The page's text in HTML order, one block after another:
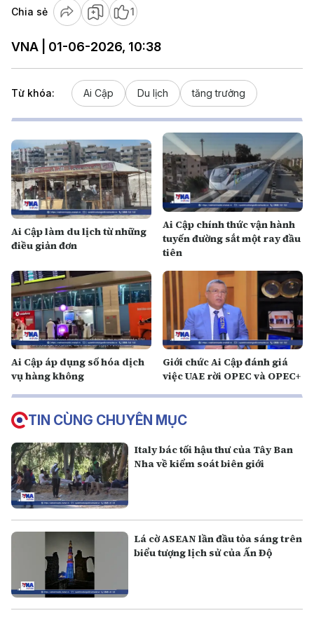
Chia sẻ 1
VNA | 01-06-2026, 10:38
Từ khóa: Ai Cập Du lịch tăng trưởng
Ai Cập làm du lịch từ những
điều giản đơn
Ai Cập chính thức vận hành
tuyến đường sắt một ray đầu
tiên
Ai Cập áp dụng số hóa dịch
vụ hàng không
Giới chức Ai Cập đánh giá
việc UAE rời OPEC và OPEC+
TIN CÙNG CHUYÊN MỤC
Italy bác tối hậu thư của Tây Ban
Nha về kiểm soát biên giới
Lá cờ ASEAN lần đầu tỏa sáng trên
biểu tượng lịch sử của Ấn Độ